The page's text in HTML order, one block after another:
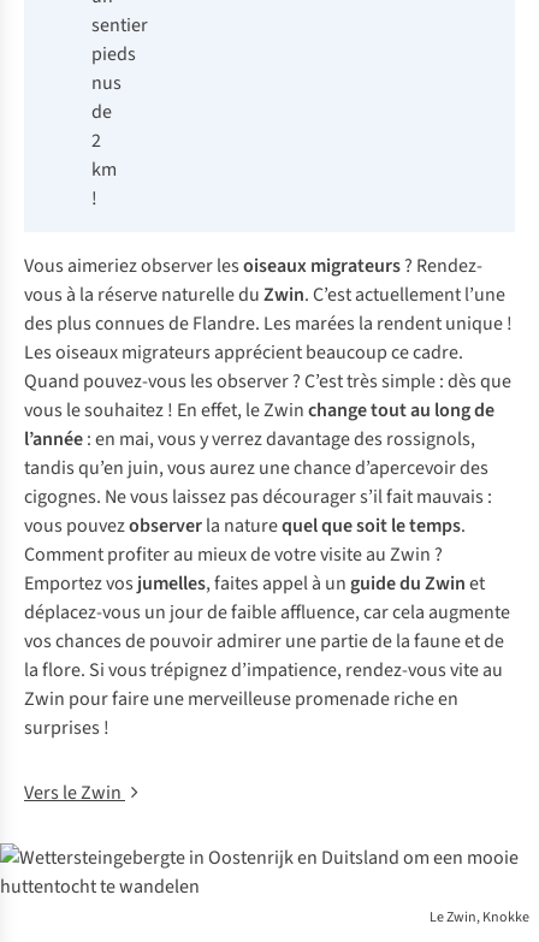
sentier
pieds
nus
de
2
km
!
Vous aimeriez observer lesoiseaux migrateurs? Rendez-
vous à la réserve naturelle duZwin. C’est actuellement l’une
des plus connues de Flandre. Les marées la rendent unique !
Les oiseaux migrateurs apprécient beaucoup ce cadre.
Quand pouvez-vous les observer ? C’est très simple : dès que
vous le souhaitez ! En effet, le Zwinchange tout au long de
l’année: en mai, vous y verrez davantage des rossignols,
tandis qu’en juin, vous aurez une chance d’apercevoir des
cigognes. Ne vous laissez pas décourager s’il fait mauvais :
vous pouvezobserverla naturequel que soit le temps.
Comment profiter au mieux de votre visite au Zwin ?
Emportez vos jumelles, faites appel à un guide du Zwinet
déplacez-vous un jour de faible affluence, car cela augmente
vos chances de pouvoir admirer une partie de la faune et de
la flore. Si vous trépignez d’impatience, rendez-vous vite au
Zwin pour faire une merveilleuse promenade riche en
surprises !
Vers le Zwin
Le Zwin, Knokke